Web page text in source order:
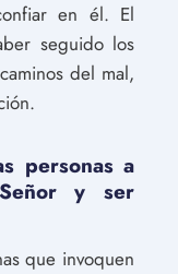
en él. El
seguido los
del mal,
personas a
y ser
que invoquen